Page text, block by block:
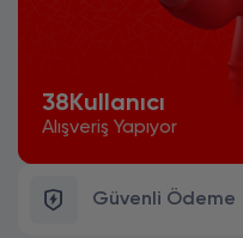
38Kullanıcı
Alışveriş Yapıyor
Güvenli Ödeme